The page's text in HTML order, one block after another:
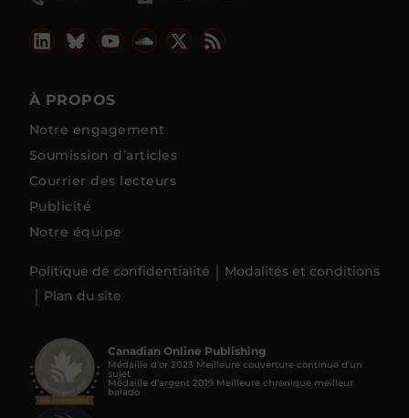
À PROPOS
Notre engagement
Soumission d’articles
Courrier des lecteurs
Publicité
Notre équipe
Politique de confidentialité
Modalités et conditions
Plan du site
Canadian Online Publishing
Médaille d’or 2023 Meilleure couverture continue d'un
sujet
Médaille d’argent 2019 Meilleure chronique meilleur
balado